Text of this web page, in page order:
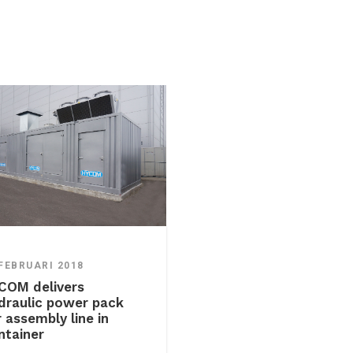
2018
delivers
power pack
line in